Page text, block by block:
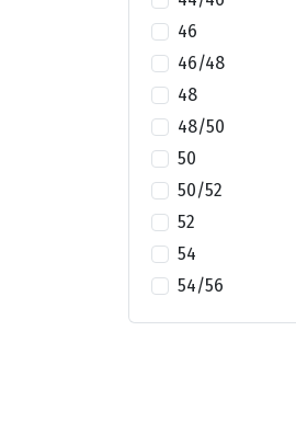
46
46/48
48
48/50
50
50/52
52
54
54/56